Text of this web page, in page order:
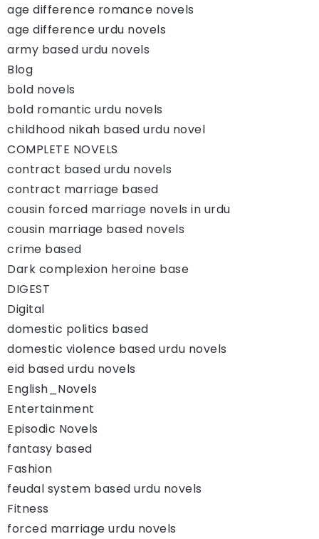
age difference romance novels
age difference urdu novels
army based urdu novels
Blog
bold novels
bold romantic urdu novels
childhood nikah based urdu novel
COMPLETE NOVELS
contract based urdu novels
contract marriage based
cousin forced marriage novels in urdu
cousin marriage based novels
crime based
Dark complexion heroine base
DIGEST
Digital
domestic politics based
domestic violence based urdu novels
eid based urdu novels
English_Novels
Entertainment
Episodic Novels
fantasy based
Fashion
feudal system based urdu novels
Fitness
forced marriage urdu novels